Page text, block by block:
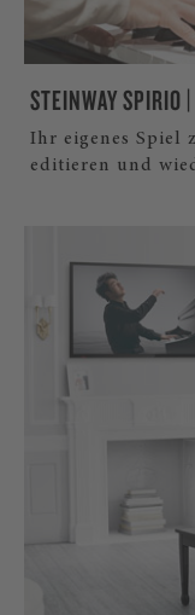
STEINWAY SPIRIO |
Ihr eigenes Spiel
editieren und